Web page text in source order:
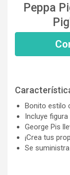
Peppa
Bonito estilo
Incluye
George Pis
¡Crea tus
Se